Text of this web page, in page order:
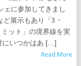
ェに参加してきまし
ど展示もあり「3・
ット」の境界線を実
にいつかはあ […]
Read More